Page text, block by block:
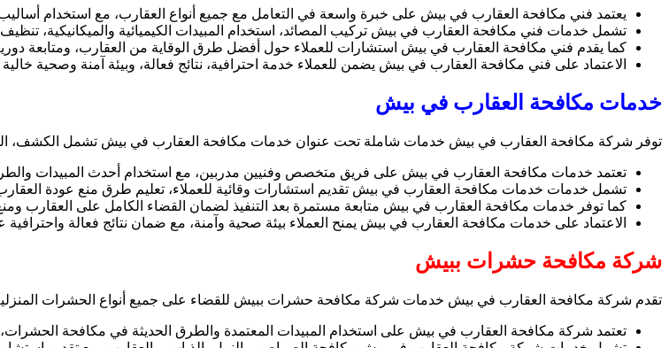
يعتمد فني مكافحة العقارب في بيش على خبرة واسعة في التعامل مع جميع أنواع العقارب، مع استخدام
تشمل خدمات فني مكافحة العقارب في بيش تركيب المصائد، استخدام المبيدات الكيميائية والميكانيكية، تنظيف
كما يقدم فني مكافحة العقارب في بيش استشارات للعملاء حول أفضل طرق الوقاية من العقارب، ومتابعة
الاعتماد على فني مكافحة العقارب في بيش يضمن للعملاء خدمة احترافية، نتائج فعالة، وبيئة آمنة وصحية
خدمات مكافحة العقارب في بيش
توفر شركة مكافحة العقارب في بيش خدمات شاملة تحت عنوان خدمات مكافحة العقارب في بيش تشمل الكشف،
تعتمد خدمات مكافحة العقارب في بيش على فريق متخصص وفنيين مدربين، مع استخدام أحدث المبيدات
تشمل خدمات خدمات مكافحة العقارب في بيش تقديم استشارات وقائية للعملاء، تعليم طرق منع عودة العقارب،
كما توفر خدمات مكافحة العقارب في بيش متابعة مستمرة بعد التنفيذ لضمان القضاء الكامل على العقارب
الاعتماد على خدمات مكافحة العقارب في بيش يمنح العملاء بيئة صحية وآمنة، مع ضمان نتائج فعالة
شركة مكافحة حشرات ببيش
تقدم شركة مكافحة العقارب في بيش خدمات شركة مكافحة حشرات ببيش للقضاء على جميع أنواع الحشرات المنزلية
تعتمد شركة مكافحة العقارب في بيش على استخدام المبيدات المعتمدة والطرق الحديثة في مكافحة الحشرات، مع